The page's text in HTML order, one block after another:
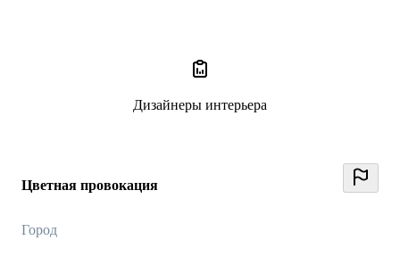
Цветная провокация
Город
Дизайнеры интерьера